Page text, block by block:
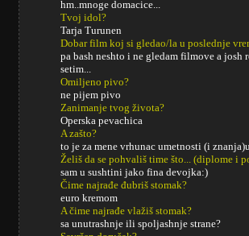
hm..mnoge domacice...
Tvoj idol?
Tarja Turunen
Dobar film koj si gledao/la u poslednje
pa bash neshto i ne gledam filmove a josh
setim...
Omiljeno pivo?
ne pijem pivo
Zanimanje tvog života?
Operska pevachica
A zašto?
to je za mene vrhunac umetnosti (i
Želiš da se pohvališ time što... (diplome i
sam u sushtini jako fina devojka:)
Čime najrađe đubriš stomak?
euro kremom
A čime najrađe vlažiš stomak?
sa unutrashnje ili spoljashnje strane?